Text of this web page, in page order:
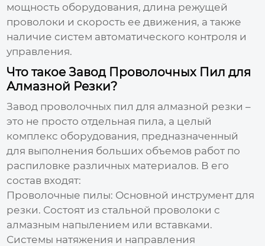
мощность оборудования, длина режущей
проволоки и скорость ее движения, а также
наличие систем автоматического контроля и
управления.
Что такое Завод Проволочных Пил для
Алмазной Резки?
Завод проволочных пил для алмазной резки –
это не просто отдельная пила, а целый
комплекс оборудования, предназначенный
для выполнения больших объемов работ по
распиловке различных материалов. В его
состав входят:
Проволочные пилы: Основной инструмент для
резки. Состоят из стальной проволоки с
алмазным напылением или вставками.
Системы натяжения и направления